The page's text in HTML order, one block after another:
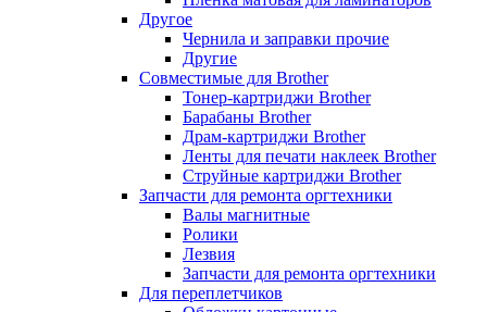
Другое
Чернила и заправки прочие
Другие
Совместимые для Brother
Тонер-картриджи Brother
Барабаны Brother
Драм-картриджи Brother
Ленты для печати наклеек Brother
Струйные картриджи Brother
Запчасти для ремонта оргтехники
Валы магнитные
Ролики
Лезвия
Запчасти для ремонта оргтехники
Для переплетчиков